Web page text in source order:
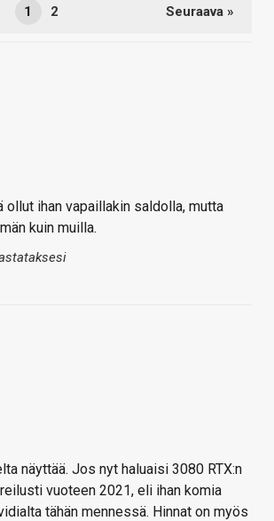
1 2 Seuraava »
ollut ihan vapaillakin saldolla, mutta
kuin muilla.
näyttää. Jos nyt haluaisi 3080 RTX:n
vuoteen 2021, eli ihan komia
tähän mennessä. Hinnat on myös